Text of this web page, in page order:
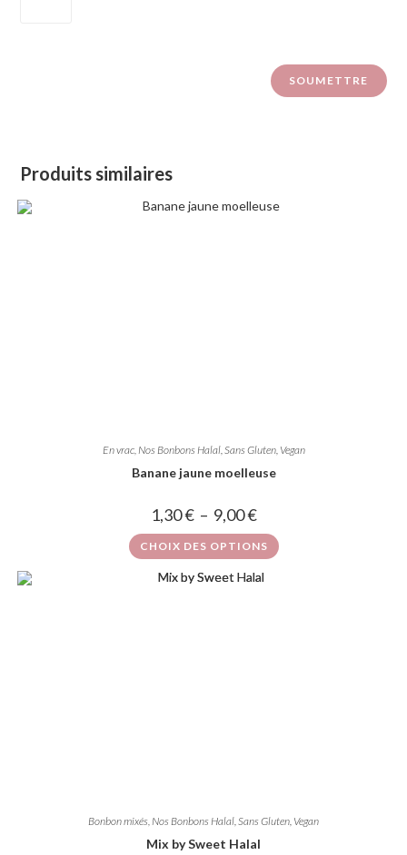
Produits similaires
En vrac,Nos Bonbons Halal, Sans Gluten, Vegan
Banane jaune moelleuse
1,30€ – 9,00€
CHOIX DES OPTIONS
Bonbon mixés Nos Bonbons Halal, Sans Gluten, Vegan
Mix by Sweet Halal